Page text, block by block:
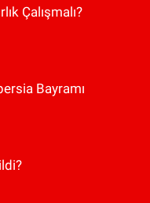
Çalışmalı?
Bayramı